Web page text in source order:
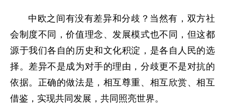
中欧之间有没有差异和分歧？当然有，双方社
会制度不同，价值理念、发展模式也不同，但这都
源于我们各自的历史和文化积淀，是各自人民的选
择。差异不是成为对手的理由，分歧更不是对抗的
依据。正确的做法是，相互尊重、相互欣赏、相互
借鉴，实现共同发展，共同照亮世界。